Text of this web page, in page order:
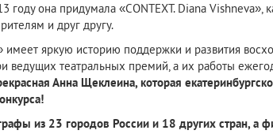
она придумала «CONTEXT. Diana
и друг другу.
имеет яркую историю поддержки и развития
ведущих театральных премий, а их работы
Анна Щеклеина, которая
из 23 городов России и 18 других стран, а